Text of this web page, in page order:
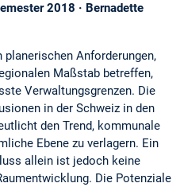
2018 · Bernadette
Anforderungen,
Maßstab betreffen,
Verwaltungsgrenzen. Die
in der Schweiz in den
den Trend, kommunale
Ebene zu verlagern. Ein
allein ist jedoch keine
Die Potenziale